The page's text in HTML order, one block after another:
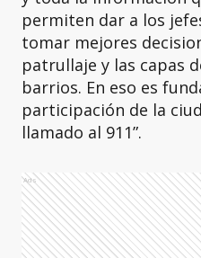
permiten dar a los
tomar mejores
patrullaje y las capas
barrios. En eso es
participación de la
llamado al 911”.
Ads